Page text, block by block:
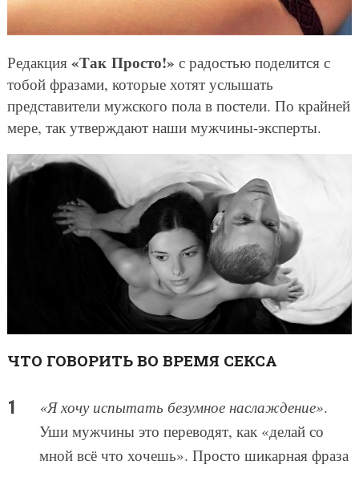
Редакция «Так Просто!» с радостью поделится с
тобой фразами, которые хотят услышать
представители мужского пола в постели. По крайней
мере, так утверждают наши мужчины-эксперты.
ЧТО ГОВОРИТЬ ВО ВРЕМЯ СЕКСА
«Я хочу испытать безумное наслаждение».
Уши мужчины это переводят, как «делай со
мной всё что хочешь». Просто шикарная фраза